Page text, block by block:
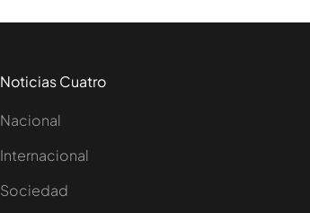
Noticias Cuatro
Nacional
Internacional
Sociedad